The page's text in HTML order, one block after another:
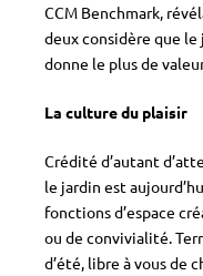
CCM Benchmark,
deux considère que le
donne le plus de
La culture du plaisir
Crédité d’autant
le jardin est
fonctions d’espace
ou de convivialité.
d’été, libre à vous de